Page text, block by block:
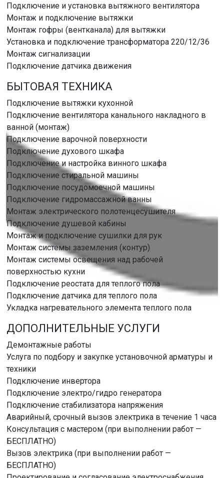
Подключение и установка вытяжного вентилятора
Монтаж и подключение вытяжки
Монтаж гофры (вентканала) для вытяжки
Установка и подключение трансформатора 220/12/36
Монтаж сигнализации
Подключение датчика движения
БЫТОВАЯ ТЕХНИКА
Подключение вытяжки кухонной
Подключение вентилятора канального накладного в
ванной (монтаж)
Подключение варочной поверхности
Подключение духового шкафа
Подключение и настройка винного шкафа
Подключение стиральной машины
Подключение посудомоечной машины
Подключение гидромассажной ванны
Монтаж электрического полотенцесушителя
Подключение душевой кабины
Монтаж и подключение сушилки для рук
Монтаж системы заземления (контур)
Монтаж системы освещения над рабочей
поверхностью кухни
Подключение реостата для теплого пола
Подключение датчика для теплого пола
Укладка нагревательного элемента теплого пола
ДОПОЛНИТЕЛЬНЫЕ УСЛУГИ
Демонтажные работы
Услуга по подбору и закупке установочной арматуры и
техники
Подключение инвертора
Подключение электро/гидро генератора
Подключение стабилизатора напряжения
Аварийный, срочный вызов электрика в течение 1 часа
Консультация с мастером (при выполнении работ —
БЕСПЛАТНО)
Вызов электрика (при выполнении работ —
БЕСПЛАТНО)